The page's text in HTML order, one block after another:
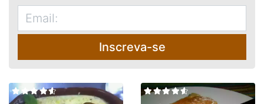
Inscreva-se